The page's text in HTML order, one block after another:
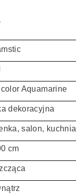
Aquamarine
dekoracyjna
salon,
cm